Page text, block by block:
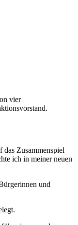
vier
Zusammenspiel
ich in meiner neuen
und